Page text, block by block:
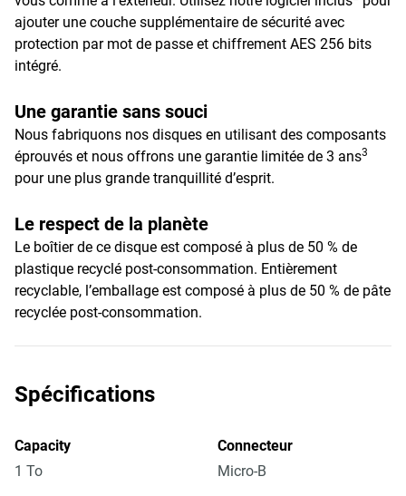
ajouter une couche supplémentaire de sécurité avec
protection par mot de passe et chiffrement AES 256 bits
intégré.
Une garantie sans souci
Nous fabriquons nos disques en utilisant des composants
éprouvés et nous offrons une garantie limitée de 3 ans3
pour une plus grande tranquillité d’esprit.
Le respect de la planète
Le boîtier de ce disque est composé à plus de 50 % de
plastique recyclé post-consommation. Entièrement
recyclable, l’emballage est composé à plus de 50 % de pâte
recyclée post-consommation.
Spécifications
Capacity
1 To
Connecteur
Micro-B